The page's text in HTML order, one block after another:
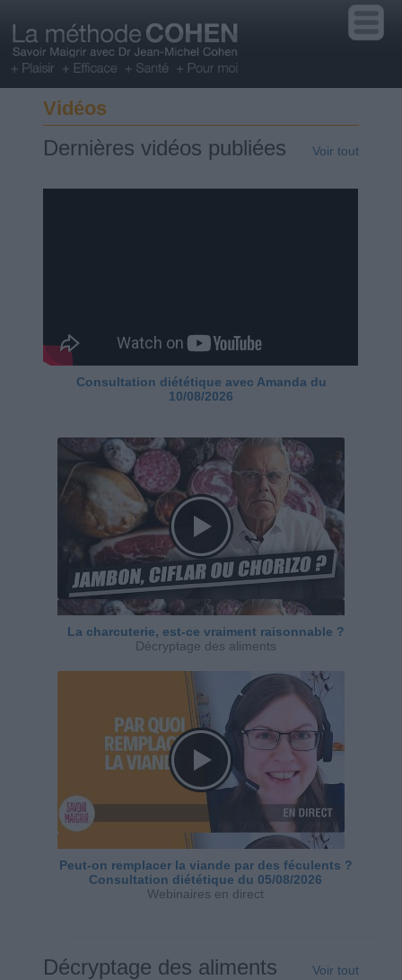
Vidéos
Dernières vidéos publiées Voir tout
Consultation diététique avec Amanda du
10/08/2026
La charcuterie, est-ce vraiment raisonnable ?
Décryptage des aliments
Peut-on remplacer la viande par des féculents ?
Consultation diététique du 05/08/2026
Webinaires en direct
Décryptage des aliments Voir tout